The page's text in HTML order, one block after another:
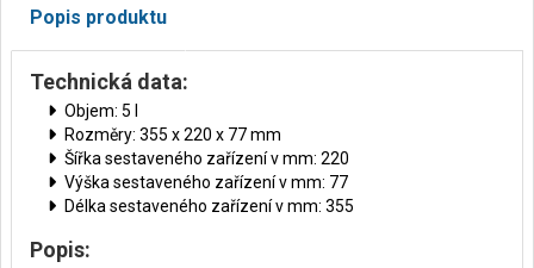
Popis produktu
Technická data:
Objem: 5 l
Rozměry: 355 x 220 x 77 mm
Šířka sestaveného zařízení v mm: 220
Výška sestaveného zařízení v mm: 77
Délka sestaveného zařízení v mm: 355
Popis: